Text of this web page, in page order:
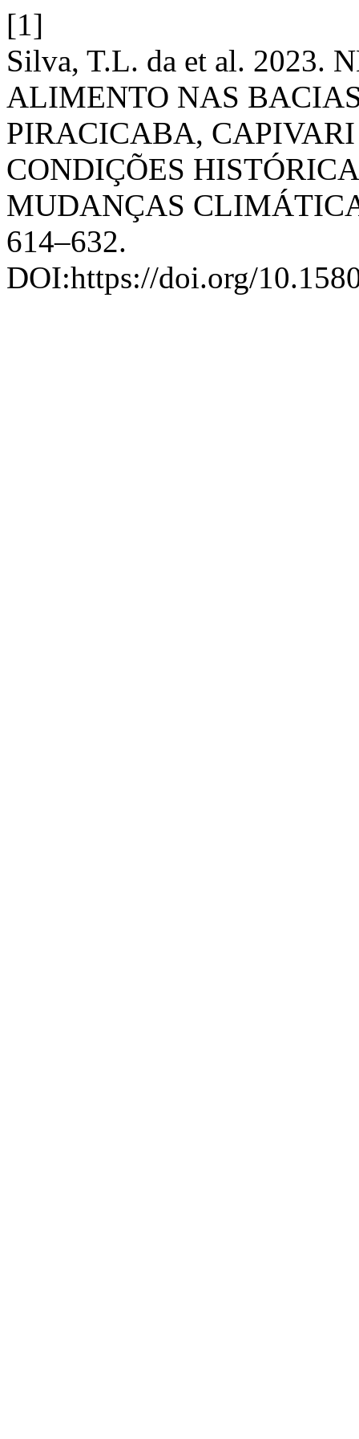
[1]
Silva, T.L. da et al. 2023.
ALIMENTO NAS
PIRACICABA,
CONDIÇÕES
MUDANÇAS
614–632.
DOI:https://doi.org/